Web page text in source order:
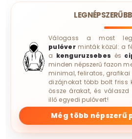
Válogass a most
pulóverminták közül: a
a kenguruzsebes és
minden népszerű fazon
minimal, feliratos,
dizájnokat több bolt friss
össze árakat, és
illő egyedi pulóvert!
Még több népszerű